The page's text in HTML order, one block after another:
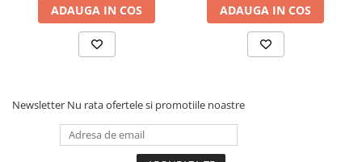
ADAUGA IN COS ADAUGA IN COS
Newsletter Nu rata ofertele si promotiile noastre